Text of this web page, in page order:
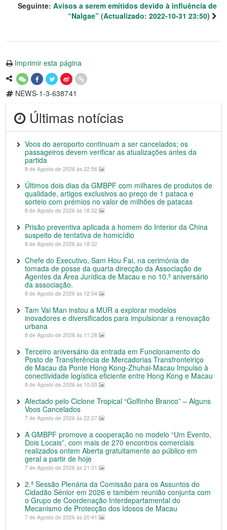
Seguinte: Avisos a serem emitidos devido à influência de
“Nalgae” (Actualizado: 2022-10-31 23:50)
Imprimir esta página
NEWS-1-3-638741
Últimas notícias
Voos do aeroporto continuam a ser cancelados; os
passageiros devem verificar as atualizações antes da
partida
8 de Agosto de 2026 às 22:56
Últimos dois dias da GMBPF com milhares de produtos de
qualidade, artigos exclusivos ao preço de 1 pataca e
sorteio com prémios no valor de milhões de patacas
8 de Agosto de 2026 às 18:32
Prisão preventiva aplicada a homem do Interior da China
suspeito de tentativa de homicídio
8 de Agosto de 2026 às 18:32
Chefe do Executivo, Sam Hou Fai, na cerimónia de
tomada de posse da quarta direcção da Associação de
Agentes da Área Jurídica de Macau e no 10.º aniversário
da associação.
8 de Agosto de 2026 às 12:04
Tam Vai Man instou a MUR a explorar modelos
inovadores e diversificados para impulsionar a renovação
urbana
8 de Agosto de 2026 às 11:28
Terceiro aniversário da entrada em Funcionamento do
Posto de Transferência de Mercadorias Transfronteiriço
de Macau da Ponte Hong Kong-Zhuhai-Macau Impulso à
conectividade logística eficiente entre Hong Kong e Macau
8 de Agosto de 2026 às 10:00
Afectado pelo Ciclone Tropical “Golfinho Branco” – Alguns
Voos Cancelados
7 de Agosto de 2026 às 22:27
A GMBPF promove a cooperação no modelo “Um Evento,
Dois Locais”, com mais de 270 encontros comerciais
realizados ontem Aberta gratuitamente ao público em
geral a partir de hoje
7 de Agosto de 2026 às 21:31
2.ª Sessão Plenária da Comissão para os Assuntos do
Cidadão Sénior em 2026 e também reunião conjunta com
o Grupo de Coordenação Interdepartamental do
Mecanismo de Protecção dos Idosos de Macau
7 de Agosto de 2026 às 20:41